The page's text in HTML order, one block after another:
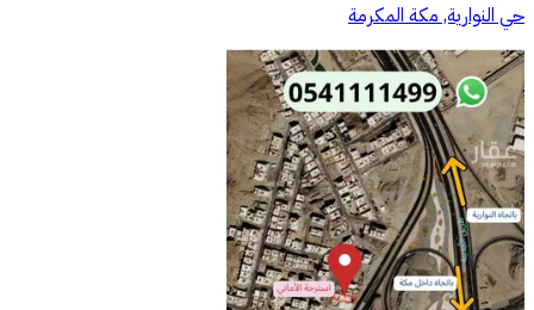
حي النوارية, مكة المكرمة